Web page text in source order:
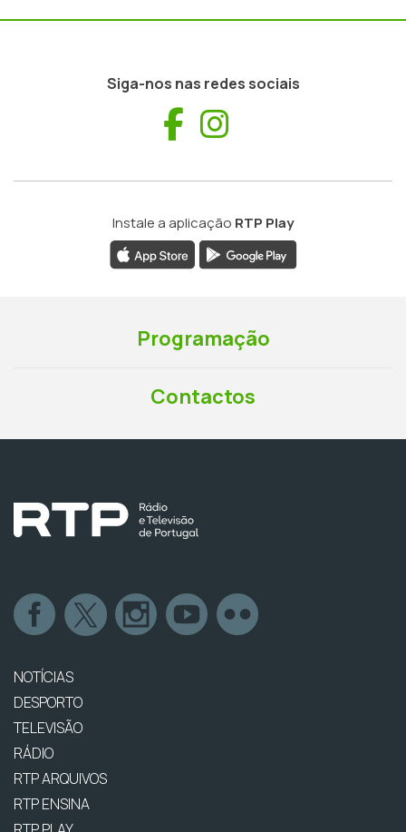
Siga-nos nas redes sociais
Facebook
Instale a aplicação RTP Play
Programação
Contactos
NOTÍCIAS
DESPORTO
TELEVISÃO
RÁDIO
RTP ARQUIVOS
RTP ENSINA